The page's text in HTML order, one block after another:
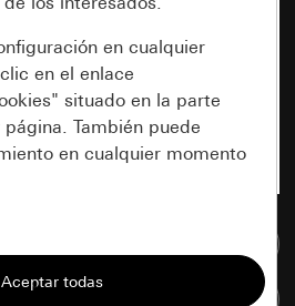
en cualquier
en el enlace
situado en la parte
También puede
en cualquier momento
necesitamos para